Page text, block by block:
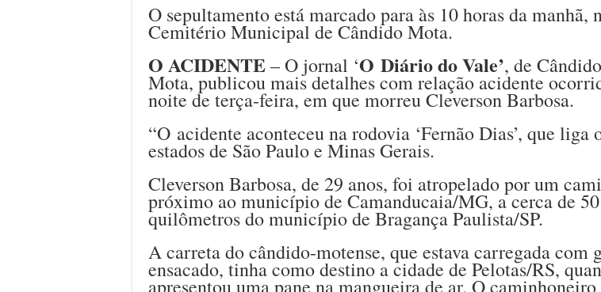
O sepultamento está marcado para às 10 horas da manhã,
Cemitério Municipal de Cândido Mota.
O ACIDENTE– O jornal ‘O Diário do Vale’, de Cândido
Mota, publicou mais detalhes com relação acidente
noite de terça-feira, em que morreu Cleverson Barbosa.
“O acidente aconteceu na rodovia ‘Fernão Dias’, que liga
estados de São Paulo e Minas Gerais.
Cleverson Barbosa, de 29 anos, foi atropelado por um
próximo ao município de Camanducaia/MG, a cerca de 50
quilômetros do município de Bragança Paulista/SP.
A carreta do cândido-motense, que estava carregada com
ensacado, tinha como destino a cidade de Pelotas/RS,
apresentou uma pane na mangueira de ar. O caminhoneiro